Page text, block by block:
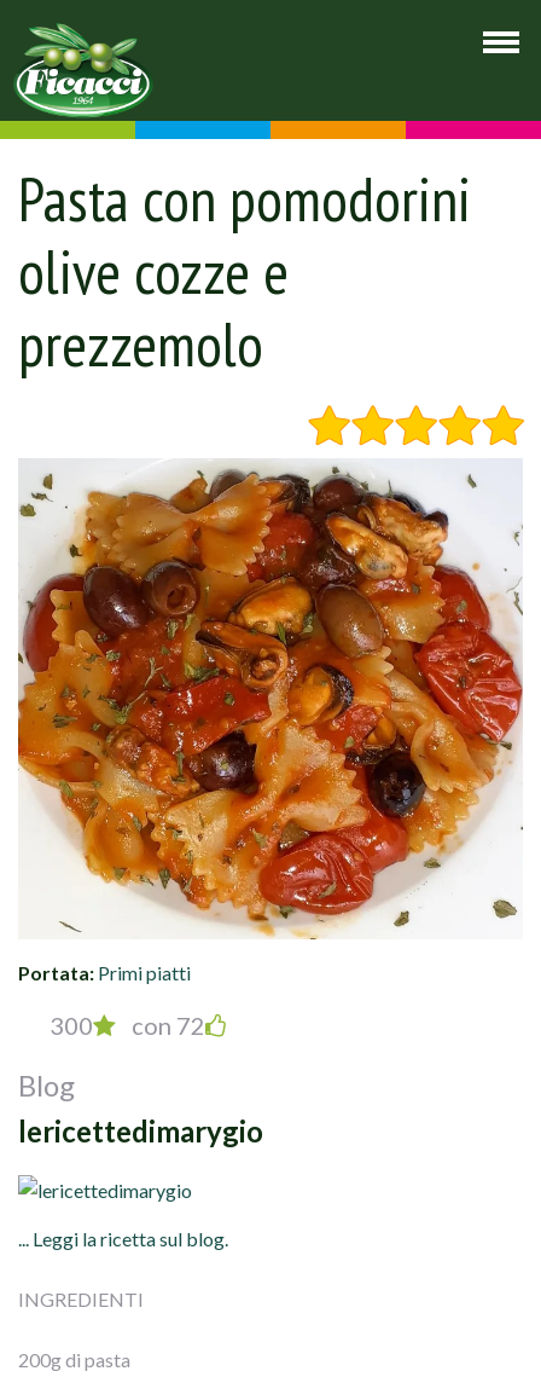
Pasta con pomodorini
olive cozze e
prezzemolo
Portata: Primi piatti
300 con 72
Blog
lericettedimarygio
... Leggi la ricetta sul blog.
INGREDIENTI
200g di pasta